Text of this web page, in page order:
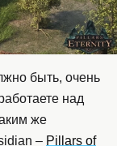
быть, очень
над
же
– Pillars of